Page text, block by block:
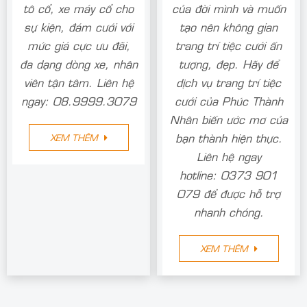
tô cổ, xe máy cổ cho
sự kiện, đám cưới với
mức giá cực ưu đãi,
đa dạng dòng xe, nhân
viên tận tâm. Liên hệ
ngay: 08.9999.3079
XEM THÊM
của đời mình và muốn
tạo nên không gian
trang trí tiệc cưới ấn
tượng, đẹp. Hãy để
dịch vụ trang trí tiệc
cưới của Phúc Thành
Nhân biến ước mơ của
bạn thành hiện thực.
Liên hệ ngay
hotline: 0373 901
079 để được hỗ trợ
nhanh chóng.
XEM THÊM